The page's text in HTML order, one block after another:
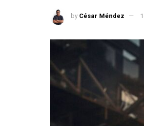
by César Méndez